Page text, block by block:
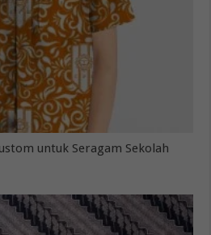
untuk Seragam Sekolah